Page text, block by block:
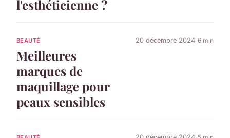
l'esthéticienne ?
BEAUTÉ
Meilleures
marques de
maquillage pour
peaux sensibles
20 décembre 2024 6 min